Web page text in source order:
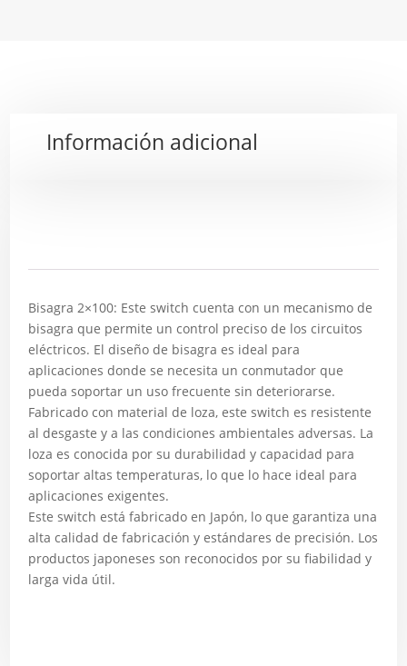
Información adicional
Bisagra 2×100: Este switch cuenta con un mecanismo de
bisagra que permite un control preciso de los circuitos
eléctricos. El diseño de bisagra es ideal para
aplicaciones donde se necesita un conmutador que
pueda soportar un uso frecuente sin deteriorarse.
Fabricado con material de loza, este switch es resistente
al desgaste y a las condiciones ambientales adversas. La
loza es conocida por su durabilidad y capacidad para
soportar altas temperaturas, lo que lo hace ideal para
aplicaciones exigentes.
Este switch está fabricado en Japón, lo que garantiza una
alta calidad de fabricación y estándares de precisión. Los
productos japoneses son reconocidos por su fiabilidad y
larga vida útil.